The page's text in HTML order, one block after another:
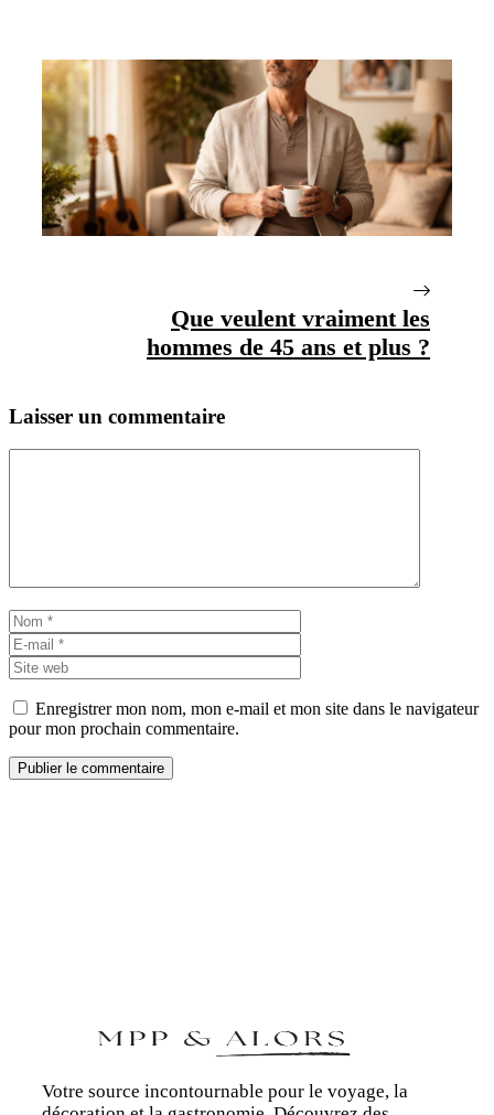
Que veulent vraiment les
hommes de 45 ans et plus ?
Laisser un commentaire
Nom
mail
web
Enregistrer mon nom, mon e-mail et mon site dans le navigateur
pour mon prochain commentaire.
Votre source incontournable pour le voyage, la